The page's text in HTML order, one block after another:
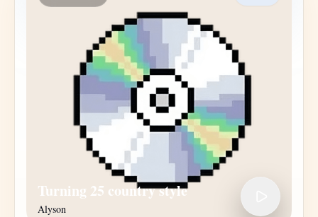
Turning 25 country style
Alyson